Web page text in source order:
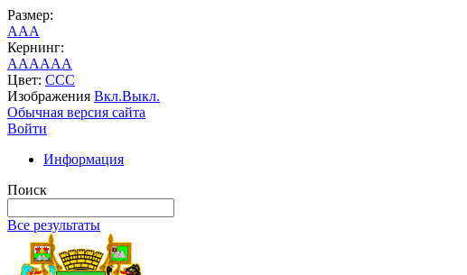
Размер:
AAA
Кернинг:
AAAAAA
Цвет: CCC
Изображения Вкл.Выкл.
Обычная версия сайта
Войти
Информация
Поиск
Все результаты